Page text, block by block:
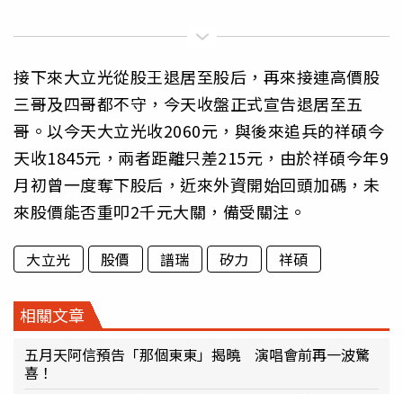
接下來大立光從股王退居至股后，再來接連高價股
三哥及四哥都不守，今天收盤正式宣告退居至五
哥。以今天大立光收2060元，與後來追兵的祥碩今
天收1845元，兩者距離只差215元，由於祥碩今年9
月初曾一度奪下股后，近來外資開始回頭加碼，未
來股價能否重叩2千元大關，備受關注。
大立光 股價 譜瑞 矽力 祥碩
相關文章
五月天阿信預告「那個東東」揭曉 演唱會前再一波驚
喜！